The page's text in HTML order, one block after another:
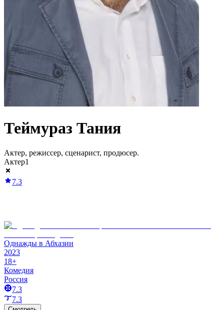
Теймураз Тания
Актер, режиссер, сценарист, продюсер.
Актер1
7.3
Однажды в Абхазии
2023
18+
Комедия
Россия
7.3
7.3